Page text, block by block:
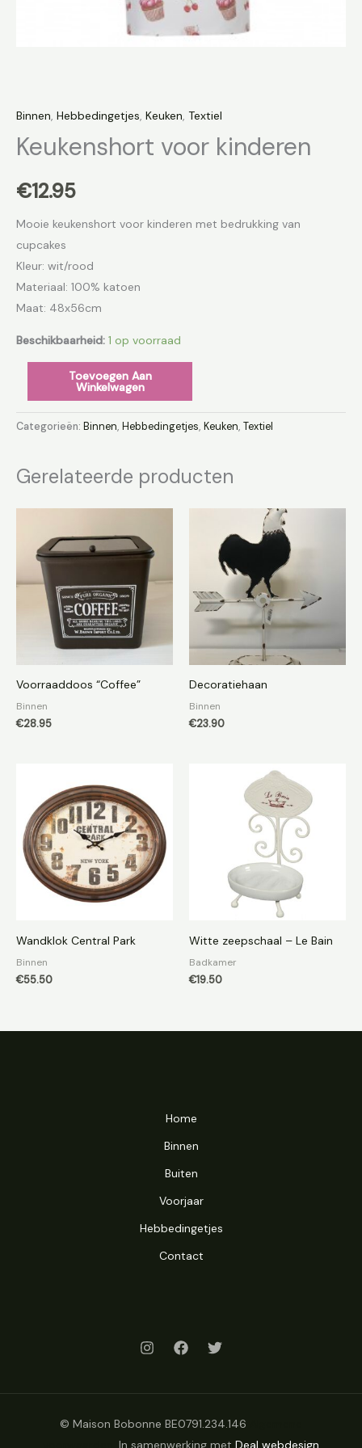
Binnen, Hebbedingetjes, Keuken, Textiel
Keukenshort voor kinderen
€12.95
Mooie keukenshort voor kinderen met bedrukking van
cupcakes
Kleur: wit/rood
Materiaal: 100% katoen
Maat: 48x56cm
Beschikbaarheid: 1 op voorraad
Toevoegen Aan
Winkelwagen
Categorieën: Binnen, Hebbedingetjes, Keuken, Textiel
Gerelateerde producten
Voorraaddoos “Coffee”
Binnen
€28.95
Decoratiehaan
Binnen
€23.90
Wandklok Central Park
Binnen
€55.50
Witte zeepschaal – Le Bain
Badkamer
€19.50
Home
Binnen
Buiten
Voorjaar
Hebbedingetjes
Contact
© Maison Bobonne BE0791.234.146
. In samenwerking met Deal webdesign